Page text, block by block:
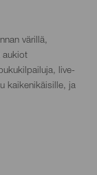
värillä,
aukiot
live-
kaikenikäisille, ja